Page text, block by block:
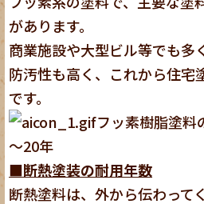
があります。
商業施設や大型ビル等でも多
防汚性も高く、これから住宅
です。
フッ素樹脂塗料
～20年
■断熱塗装の耐用年数
断熱塗料は、外から伝わって